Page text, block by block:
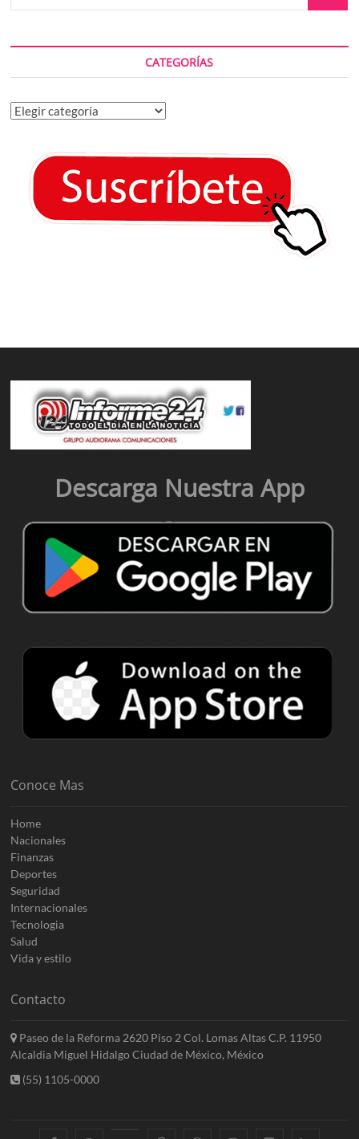
CATEGORÍAS
Categorías
Descarga Nuestra App
Conoce Mas
Home
Nacionales
Finanzas
Deportes
Seguridad
Internacionales
Tecnologia
Salud
Vida y estilo
Contacto
Paseo de la Reforma 2620 Piso 2 Col. Lomas Altas C.P. 11950
Alcaldia Miguel Hidalgo Ciudad de México, México
(55) 1105-0000